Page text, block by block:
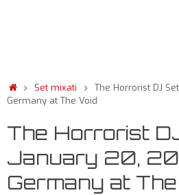
Set mixati
The Horrorist DJ
Germany at The Void
The Horrorist
January 20,
Germany at